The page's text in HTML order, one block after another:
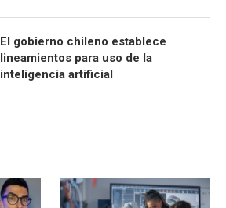
El gobierno chileno establece
lineamientos para uso de la
inteligencia artificial